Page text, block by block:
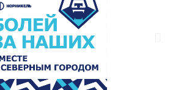
«Помоги пойти учиться»
в Молодёжном центре